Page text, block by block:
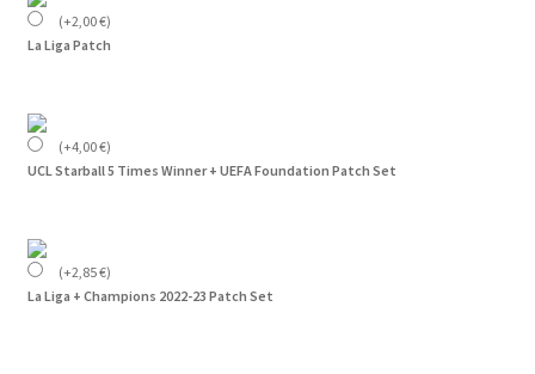
(+2,00€)
La Liga Patch
(+4,00€)
UCL Starball 5 Times Winner + UEFA Foundation Patch Set
(+2,85€)
La Liga + Champions 2022-23 Patch Set